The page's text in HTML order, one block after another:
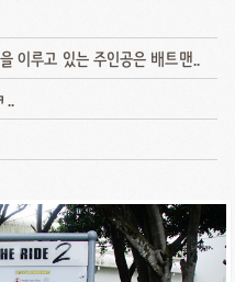
이루고 있는 주인공은 배트맨..
..